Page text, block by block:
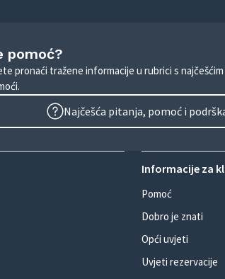
pomoć?
pronaći tražene informacije u rubrici s
Najčešća pitanja, pomoć i
Informacije za
Pomoć
Dobro je znati
Opći uvjeti
Uvjeti rezervacije